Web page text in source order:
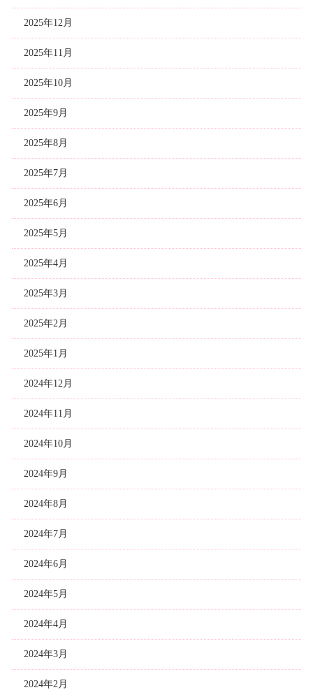
2025年12月
2025年11月
2025年10月
2025年9月
2025年8月
2025年7月
2025年6月
2025年5月
2025年4月
2025年3月
2025年2月
2025年1月
2024年12月
2024年11月
2024年10月
2024年9月
2024年8月
2024年7月
2024年6月
2024年5月
2024年4月
2024年3月
2024年2月